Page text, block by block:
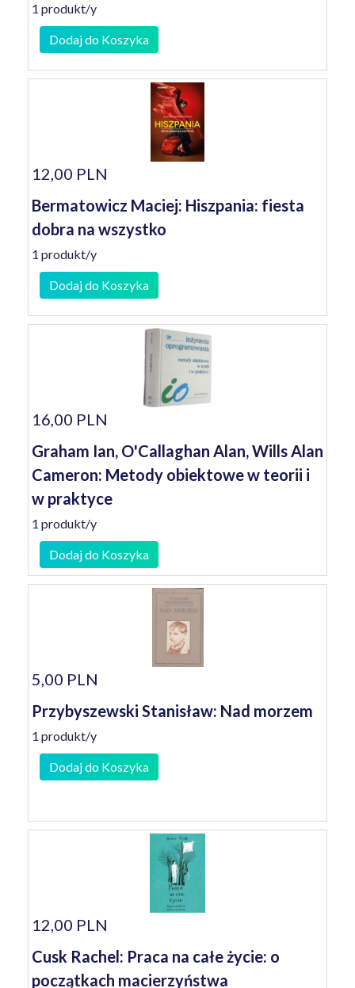
1 produkt/y
Dodaj do Koszyka
12,00 PLN
Bermatowicz Maciej: Hiszpania: fiesta
dobra na wszystko
1 produkt/y
Dodaj do Koszyka
16,00 PLN
Graham Ian, O'Callaghan Alan, Wills Alan
Cameron: Metody obiektowe w teorii i
w praktyce
1 produkt/y
Dodaj do Koszyka
5,00 PLN
Przybyszewski Stanisław: Nad morzem
1 produkt/y
Dodaj do Koszyka
12,00 PLN
Cusk Rachel: Praca na całe życie: o
początkach macierzyństwa